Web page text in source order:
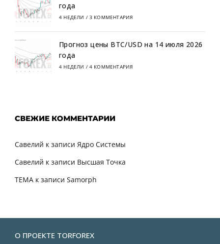
года
4 НЕДЕЛИ / 3 КОММЕНТАРИЯ
Прогноз цены BTC/USD на 14 июля 2026
года
4 НЕДЕЛИ / 4 КОММЕНТАРИЯ
СВЕЖИЕ КОММЕНТАРИИ
Савелий к записи Ядро Системы
Савелий к записи Высшая Точка
TEMA к записи Samorph
О ПРОЕКТЕ TORFOREX